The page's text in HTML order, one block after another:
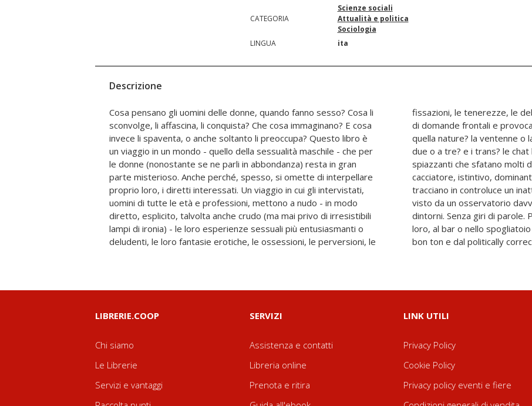
CATEGORIA
Scienze sociali
Attualità e politica
Sociologia
LINGUA
ita
Descrizione
Cosa pensano gli uomini delle donne, quando fanno sesso? Cosa li
sconvolge, li affascina, li conquista? Che cosa immaginano? E cosa
invece li spaventa, o anche soltanto li preoccupa? Questo libro è
un viaggio in un mondo - quello della sessualità maschile - che per
le donne (nonostante se ne parli in abbondanza) resta in gran
parte misterioso. Anche perché, spesso, si omette di interpellare
proprio loro, i diretti interessati. Un viaggio in cui gli intervistati,
uomini di tutte le età e professioni, mettono a nudo - in modo
diretto, esplicito, talvolta anche crudo (ma mai privo di irresistibili
lampi di ironia) - le loro esperienze sessuali più entusiasmanti o
deludenti, le loro fantasie erotiche, le ossessioni, le perversioni, le
fissazioni, le tenerezze, le debolezze, le défaillaces. Un incalzare
di domande frontali e provocatorie - meglio la donna rifatta o
quella nature? la ventenne o la matura? scegli tu o sceglie lei? a
due o a tre? e i trans? le chat bollenti? il bondage? - e di risposte
spiazzanti che sfatano molti dei luoghi comuni sul "maschio",
cacciatore, istintivo, dominante. Ma anche, e soprattutto, che
tracciano in controluce un inatteso affresco dell'universo femminile
visto da un osservatorio davvero particolare: il letto e i suoi
dintorni. Senza giri di parole. Proprio come ne parlano gli uomini fra
loro, al bar o nello spogliatoio del calcetto. Lontano anni luce dal
bon ton e dal politically
LIBRERIE.COOP
Chi siamo
Le Librerie
Servizi e vantaggi
SERVIZI
Assistenza e contatti
Libreria online
Prenota e ritira
LINK UTILI
Privacy Policy
Cookie Policy
Privacy policy eventi e fiere